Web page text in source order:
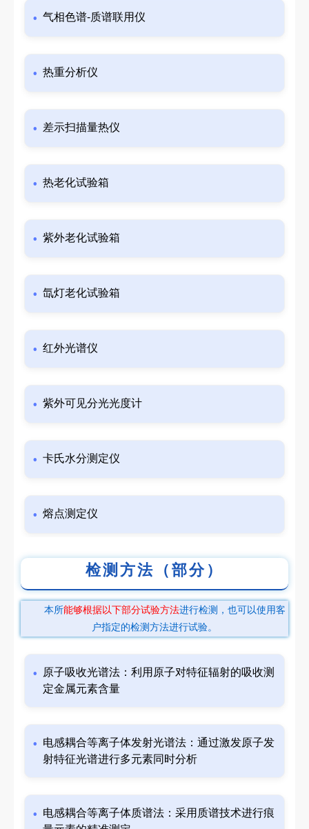
气相色谱-质谱联用仪
热重分析仪
差示扫描量热仪
热老化试验箱
紫外老化试验箱
氙灯老化试验箱
红外光谱仪
紫外可见分光光度计
卡氏水分测定仪
熔点测定仪
检测方法（部分）
本所能够根据以下部分试验方法进行检测，也可以使用客
户指定的检测方法进行试验。
原子吸收光谱法：利用原子对特征辐射的吸收测
定金属元素含量
电感耦合等离子体发射光谱法：通过激发原子发
射特征光谱进行多元素同时分析
电感耦合等离子体质谱法：采用质谱技术进行痕